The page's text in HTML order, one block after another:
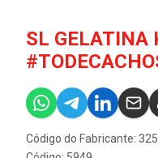
SL GELATINA
Código do Fabricante: